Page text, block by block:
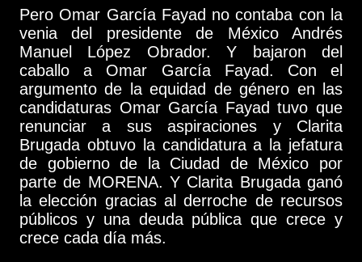
Pero Omar García Fayad no contaba con la
venia del presidente de México Andrés
Manuel López Obrador. Y bajaron del
caballo a Omar García Fayad. Con el
argumento de la equidad de género en las
candidaturas Omar García Fayad tuvo que
renunciar a sus aspiraciones y Clarita
Brugada obtuvo la candidatura a la jefatura
de gobierno de la Ciudad de México por
parte de MORENA. Y Clarita Brugada ganó
la elección gracias al derroche de recursos
públicos y una deuda pública que crece y
crece cada día más.